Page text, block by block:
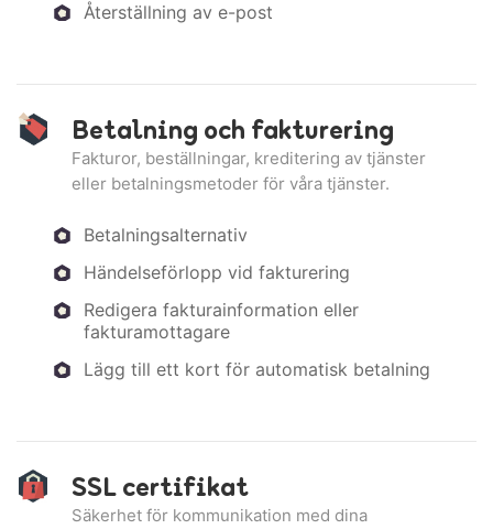
Återställning av e-post
Betalning och fakturering
Fakturor, beställningar, kreditering av tjänster
eller betalningsmetoder för våra tjänster.
Betalningsalternativ
Händelseförlopp vid fakturering
Redigera fakturainformation eller
fakturamottagare
Lägg till ett kort för automatisk betalning
SSL certifikat
Säkerhet för kommunikation med dina